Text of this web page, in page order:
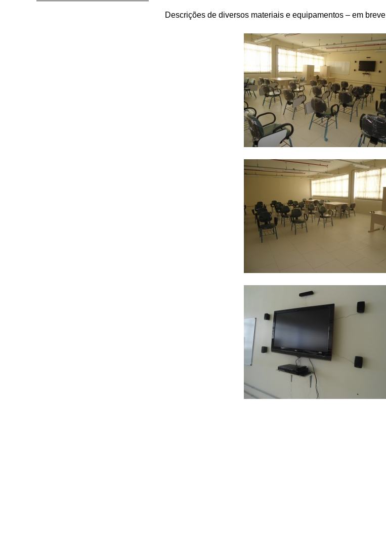
Descrições de diversos materiais e equipamentos – em breve